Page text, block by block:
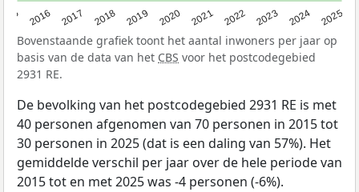
2016 2017 2018 2019 2020 2021 2022 2023 2024 2025
Bovenstaande grafiek toont het aantal inwoners per jaar op
basis van de data van het CBS voor het postcodegebied
2931 RE.
De bevolking van het postcodegebied 2931 RE is met
40 personen afgenomen van 70 personen in 2015 tot
30 personen in 2025 (dat is een daling van 57%). Het
gemiddelde verschil per jaar over de hele periode van
2015 tot en met 2025 was -4 personen (-6%).